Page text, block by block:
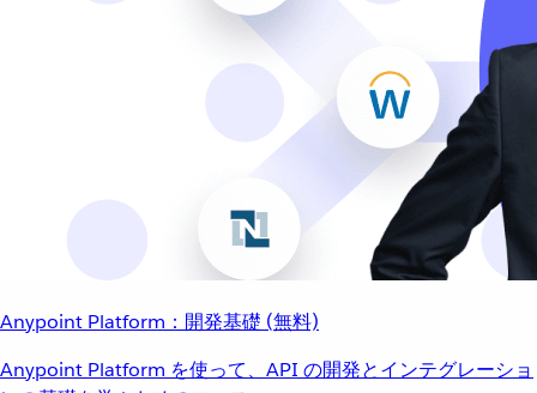
Anypoint Platform：開発基礎 (無料)
Anypoint Platform を使って、API の開発とインテグレーショ